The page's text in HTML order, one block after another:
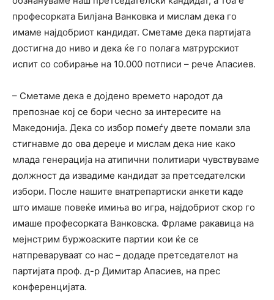
професорката Билјана Ванковка и мислам дека го
имаме најдобриот кандидат. Сметаме дека партијата
достигна до ниво и дека ќе го полага матрурскиот
испит со собирање на 10.000 потписи – рече Апасиев.
– Сметаме дека е дојдено времето народот да
препознае кој се бори чесно за интересите на
Македонија. Дека со избор помеѓу двете помали зла
стигнавме до ова дереџе и мислам дека ние како
млада генерација на атипични политиари чувствуваме
должност да извадиме кандидат за претседателски
избори. После нашите внатрепартиски анкети каде
што имаше повеќе имиња во игра, најдобриот скор го
имаше професорката Ванковска. Фрламе ракавица на
мејнстрим буржоаските партии кои ќе се
натпреваруваат со нас – додаде претседателот на
партијата проф. д-р Димитар Апасиев, на прес
конференцијата.